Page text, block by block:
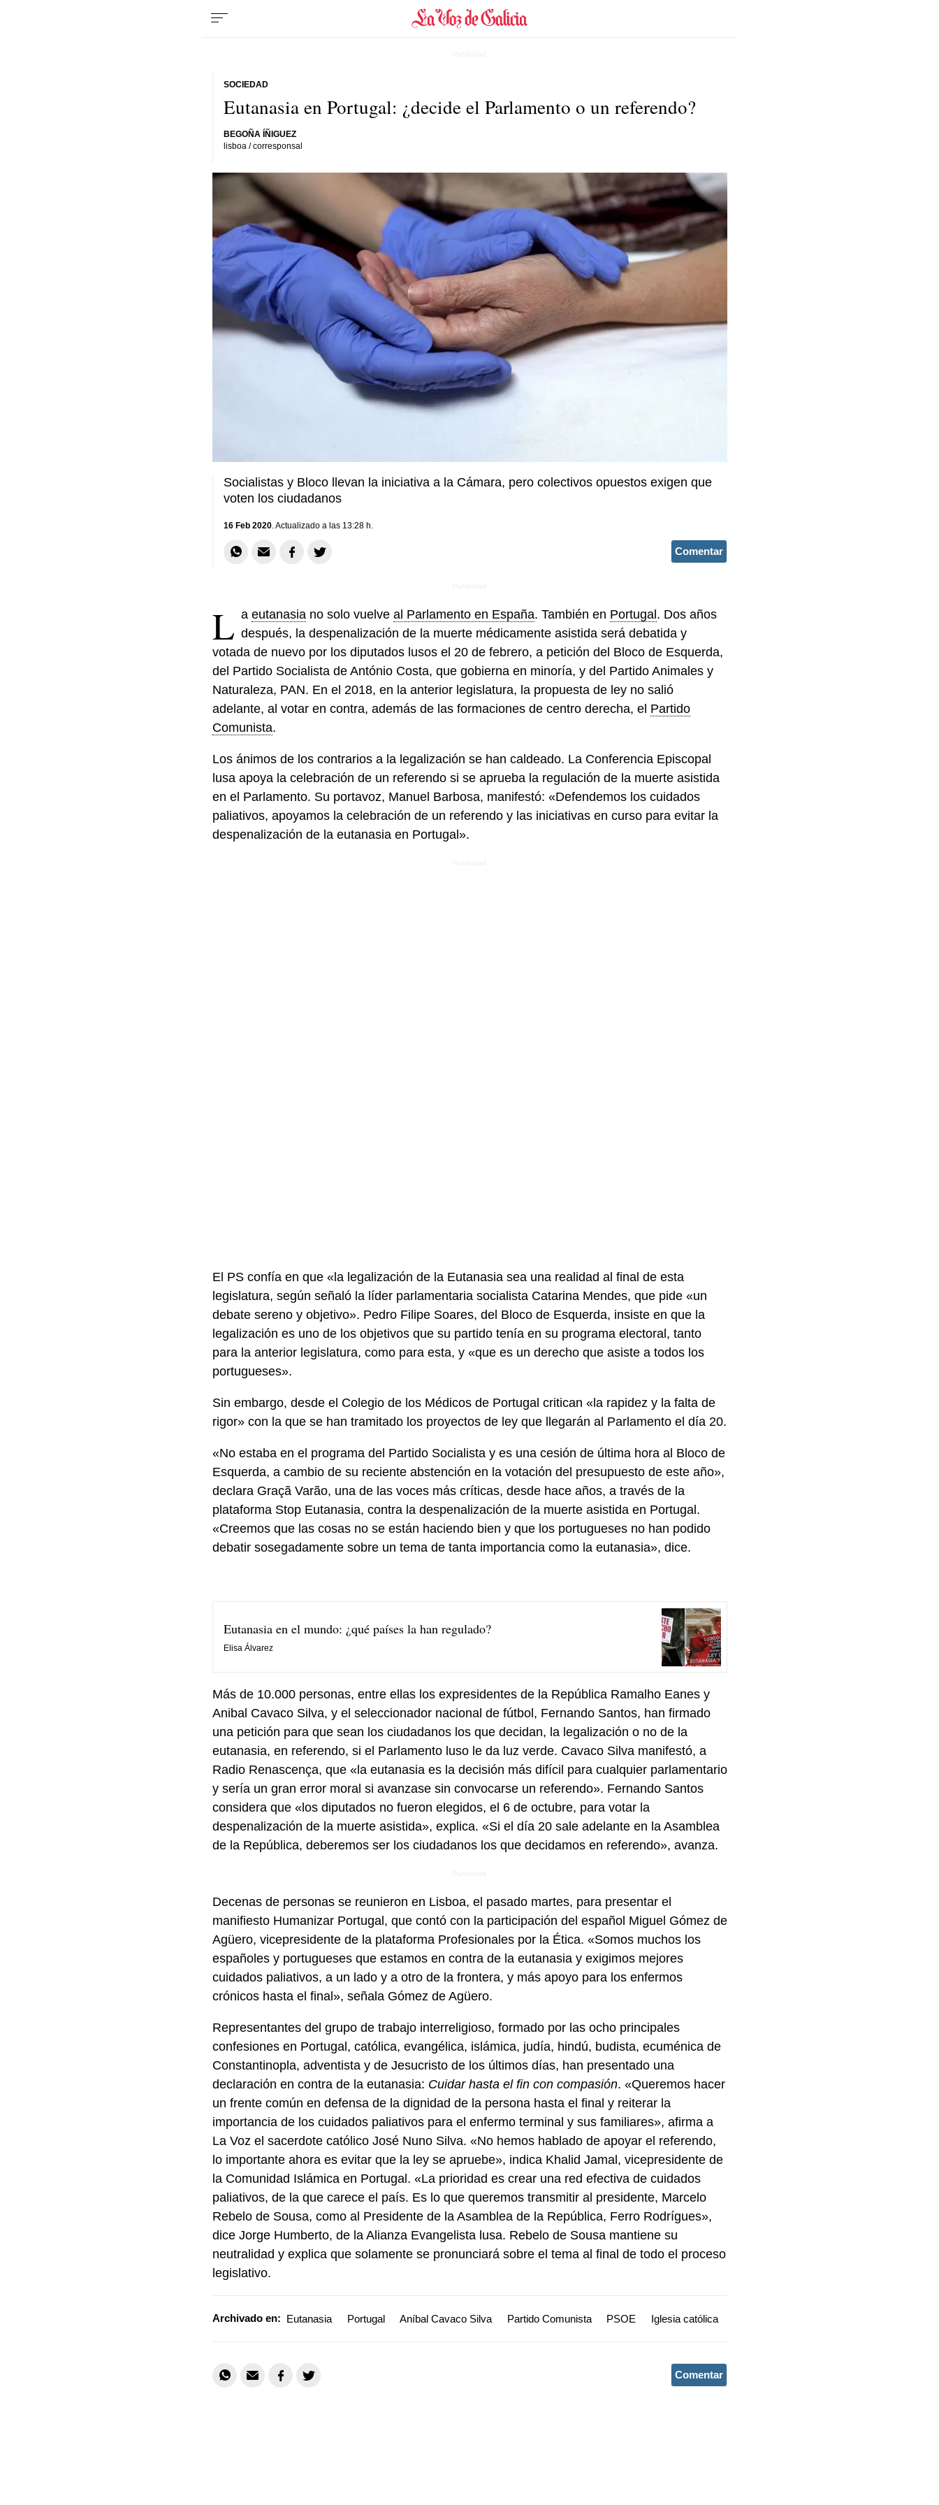
Eutanasia en Portugal: ¿decide el Parlamento o un referendo?
SOCIEDAD
BEGOÑA ÍÑIGUEZ
lisboa / corresponsal
Socialistas y Bloco llevan la iniciativa a la Cámara, pero colectivos opuestos exigen que
voten los ciudadanos
16 Feb 2020. Actualizado a las 13:28 h.
Comentar
L a eutanasiano solo vuelve al Parlamento en España. También en Portugal. Dos años
después, la despenalización de la muerte médicamente asistida será debatida y
votada de nuevo por los diputados lusos el 20 de febrero, a petición del Bloco de Esquerda,
del Partido Socialista de António Costa, que gobierna en minoría, y del Partido Animales y
Naturaleza, PAN. En el 2018, en la anterior legislatura, la propuesta de ley no salió
adelante, al votar en contra, además de las formaciones de centro derecha, el Partido
Comunista.
Los ánimos de los contrarios a la legalización se han caldeado. La Conferencia Episcopal
lusa apoya la celebración de un referendo si se aprueba la regulación de la muerte asistida
en el Parlamento. Su portavoz, Manuel Barbosa, manifestó: «Defendemos los cuidados
paliativos, apoyamos la celebración de un referendo y las iniciativas en curso para evitar la
despenalización de la eutanasia en Portugal».
El PS confía en que «la legalización de la Eutanasia sea una realidad al final de esta
legislatura, según señaló la líder parlamentaria socialista Catarina Mendes, que pide «un
debate sereno y objetivo». Pedro Filipe Soares, del Bloco de Esquerda, insiste en que la
legalización es uno de los objetivos que su partido tenía en su programa electoral, tanto
para la anterior legislatura, como para esta, y «que es un derecho que asiste a todos los
portugueses».
Sin embargo, desde el Colegio de los Médicos de Portugal critican «la rapidez y la falta de
rigor» con la que se han tramitado los proyectos de ley que llegarán al Parlamento el día 20.
«No estaba en el programa del Partido Socialista y es una cesión de última hora al Bloco de
Esquerda, a cambio de su reciente abstención en la votación del presupuesto de este año»,
declara Graçã Varão, una de las voces más críticas, desde hace años, a través de la
plataforma Stop Eutanasia, contra la despenalización de la muerte asistida en Portugal.
«Creemos que las cosas no se están haciendo bien y que los portugueses no han podido
debatir sosegadamente sobre un tema de tanta importancia como la eutanasia», dice.
Eutanasia en el mundo: ¿qué países la han regulado?
Elisa Álvarez
Más de 10.000 personas, entre ellas los expresidentes de la República Ramalho Eanes y
Anibal Cavaco Silva, y el seleccionador nacional de fútbol, Fernando Santos, han firmado
una petición para que sean los ciudadanos los que decidan, la legalización o no de la
eutanasia, en referendo, si el Parlamento luso le da luz verde. Cavaco Silva manifestó, a
Radio Renascença, que «la eutanasia es la decisión más difícil para cualquier parlamentario
y sería un gran error moral si avanzase sin convocarse un referendo». Fernando Santos
considera que «los diputados no fueron elegidos, el 6 de octubre, para votar la
despenalización de la muerte asistida», explica. «Si el día 20 sale adelante en la Asamblea
de la República, deberemos ser los ciudadanos los que decidamos en referendo», avanza.
Decenas de personas se reunieron en Lisboa, el pasado martes, para presentar el
manifiesto Humanizar Portugal, que contó con la participación del español Miguel Gómez de
Agüero, vicepresidente de la plataforma Profesionales por la Ética. «Somos muchos los
españoles y portugueses que estamos en contra de la eutanasia y exigimos mejores
cuidados paliativos, a un lado y a otro de la frontera, y más apoyo para los enfermos
crónicos hasta el final», señala Gómez de Agüero.
Representantes del grupo de trabajo interreligioso, formado por las ocho principales
confesiones en Portugal, católica, evangélica, islámica, judía, hindú, budista, ecuménica de
Constantinopla, adventista y de Jesucristo de los últimos días, han presentado una
declaración en contra de la eutanasia: Cuidar hasta el fin con compasión. «Queremos hacer
un frente común en defensa de la dignidad de la persona hasta el final y reiterar la
importancia de los cuidados paliativos para el enfermo terminal y sus familiares», afirma a
La Voz el sacerdote católico José Nuno Silva. «No hemos hablado de apoyar el referendo,
lo importante ahora es evitar que la ley se apruebe», indica Khalid Jamal, vicepresidente de
la Comunidad Islámica en Portugal. «La prioridad es crear una red efectiva de cuidados
paliativos, de la que carece el país. Es lo que queremos transmitir al presidente, Marcelo
Rebelo de Sousa, como al Presidente de la Asamblea de la República, Ferro Rodrígues»,
dice Jorge Humberto, de la Alianza Evangelista lusa. Rebelo de Sousa mantiene su
neutralidad y explica que solamente se pronunciará sobre el tema al final de todo el proceso
legislativo.
Archivado en: Eutanasia Portugal Aníbal Cavaco Silva Partido Comunista PSOE Iglesia católica
Comentar